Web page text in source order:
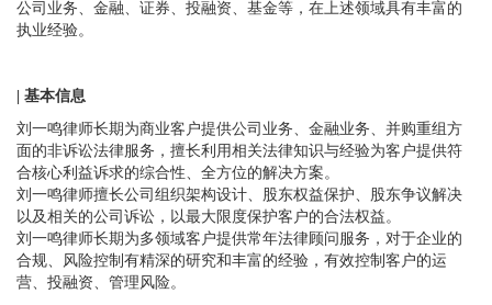
公司业务、金融、证券、投融资、基金等，在上述领域具有丰富的
执业经验。
| 基本信息
刘一鸣律师长期为商业客户提供公司业务、金融业务、并购重组方
面的非诉讼法律服务，擅长利用相关法律知识与经验为客户提供符
合核心利益诉求的综合性、全方位的解决方案。
刘一鸣律师擅长公司组织架构设计、股东权益保护、股东争议解决
以及相关的公司诉讼，以最大限度保护客户的合法权益。
刘一鸣律师长期为多领域客户提供常年法律顾问服务，对于企业的
合规、风险控制有精深的研究和丰富的经验，有效控制客户的运
营、投融资、管理风险。